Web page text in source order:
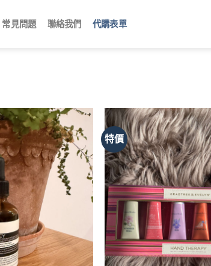
常見問題 聯絡我們 代購表單
特價